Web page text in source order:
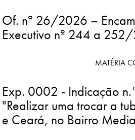
Of. nº 26/2026 –
Executivo nº 244 a
MATÉRIA
Exp. 0002 - Indicação
"Realizar uma trocar a
e Ceará, no Bairro